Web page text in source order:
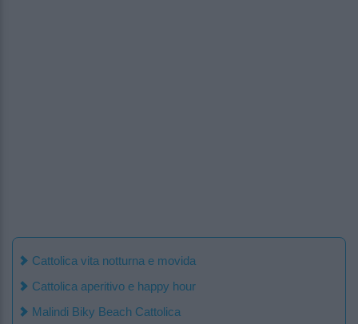
Cattolica vita notturna e movida
Cattolica aperitivo e happy hour
Malindi Biky Beach Cattolica